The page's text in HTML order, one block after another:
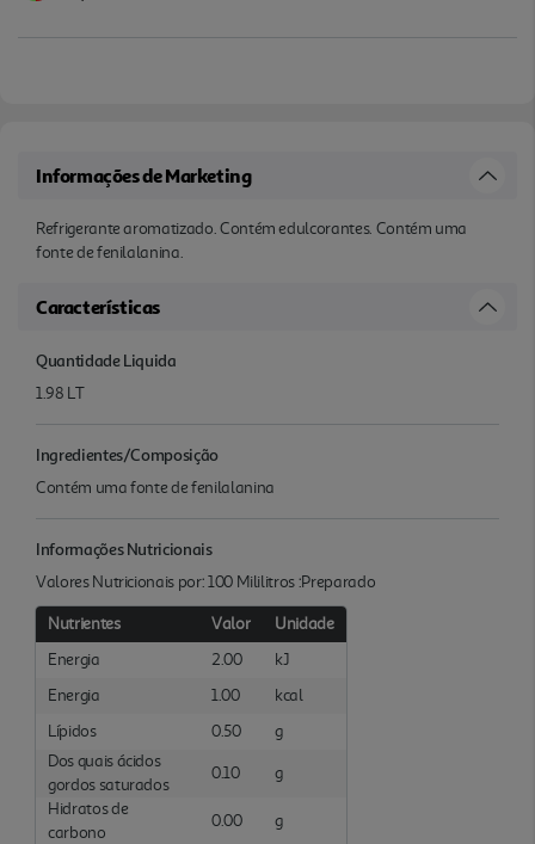
Informações de Marketing
Refrigerante aromatizado. Contém edulcorantes. Contém uma
fonte de fenilalanina.
Características
Quantidade Liquida
1.98 LT
Ingredientes/Composição
Contém uma fonte de fenilalanina
Informações Nutricionais
Valores Nutricionais por: 100 Mililitros :Preparado
Nutrientes Valor
Unidade
Energia
2.00
kJ
Energia
1.00
kcal
Lípidos
0.50
g
Dos quais ácidos
gordos saturados
0.10
g
Hidratos de
carbono
0.00 g